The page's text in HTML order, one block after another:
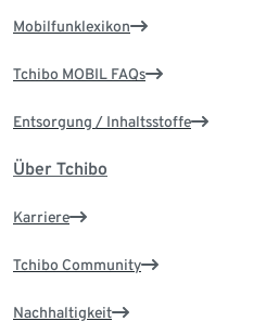
Mobilfunklexikon
Tchibo MOBIL FAQs
Entsorgung / Inhaltsstoffe
Über Tchibo
Karriere
Tchibo Community
Nachhaltigkeit